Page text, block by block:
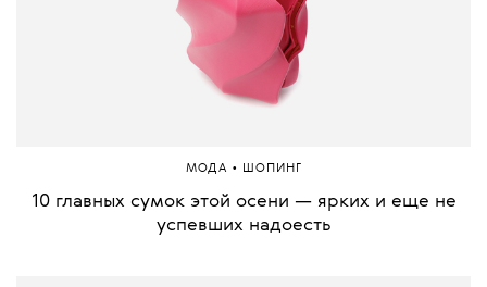
МОДА • ШОПИНГ
10 главных сумок этой осени — ярких и еще не
успевших надоесть